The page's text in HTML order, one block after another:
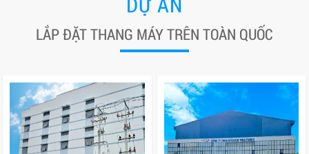
LẮP ĐẶT THANG MÁY TRÊN TOÀN QUỐC